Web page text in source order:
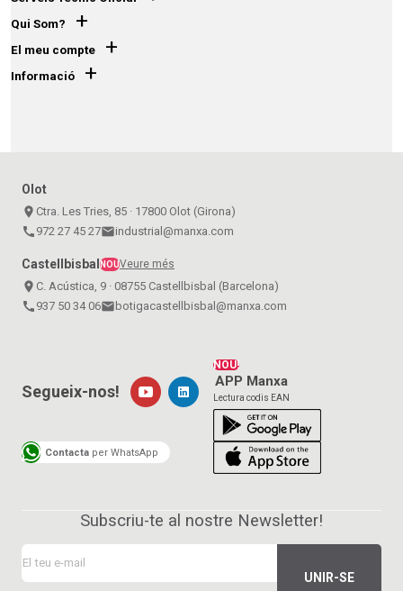
Qui Som? +
El meu compte +
Informació +
Olot
place Ctra. Les Tries, 85 · 17800 Olot (Girona)
call 972 27 45 27emailindustrial@manxa.com
CastellbisbalNOUVeure més
place C. Acústica, 9 · 08755 Castellbisbal (Barcelona)
call 937 50 34 06emailbotigacastellbisbal@manxa.com
NOU!
APP Manxa
Lectura codis EAN
Segueix-nos!
Contacta per WhatsApp
Subscriu-te al nostre Newsletter!